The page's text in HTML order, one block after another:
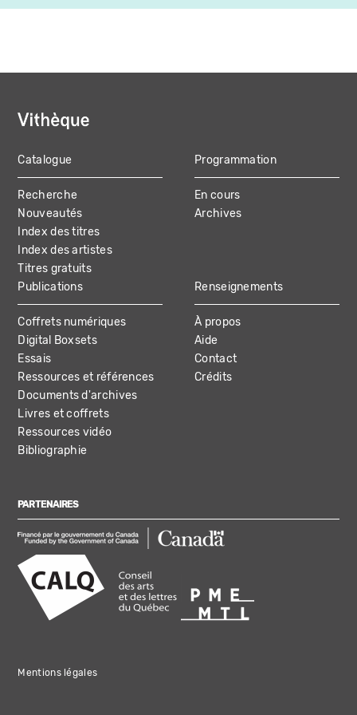
MAIN
NAVIGATION
Catalogue
Recherche
Nouveautés
Index des titres
Index des artistes
Titres gratuits
Programmation
En cours
Archives
Publications
Coffrets numériques
Digital Boxsets
Essais
Ressources et références
Documents d'archives
Livres et coffrets
Ressources vidéo
Bibliographie
Renseignements
À propos
Aide
Contact
Crédits
PARTENAIRES
Mentions légales